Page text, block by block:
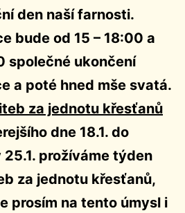
den naší farnosti.
bude od 15 – 18:00 a
společné ukončení
a poté hned mše svatá.
za jednotu křesťanů
dne 18.1. do
prožíváme týden
za jednotu křesťanů,
prosím na tento úmysl i